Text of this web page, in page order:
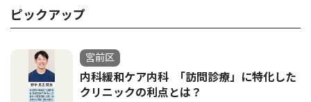
ピックアップ
宮前区
内科緩和ケア内科 ｢訪問診療」に特化した
クリニックの利点とは？